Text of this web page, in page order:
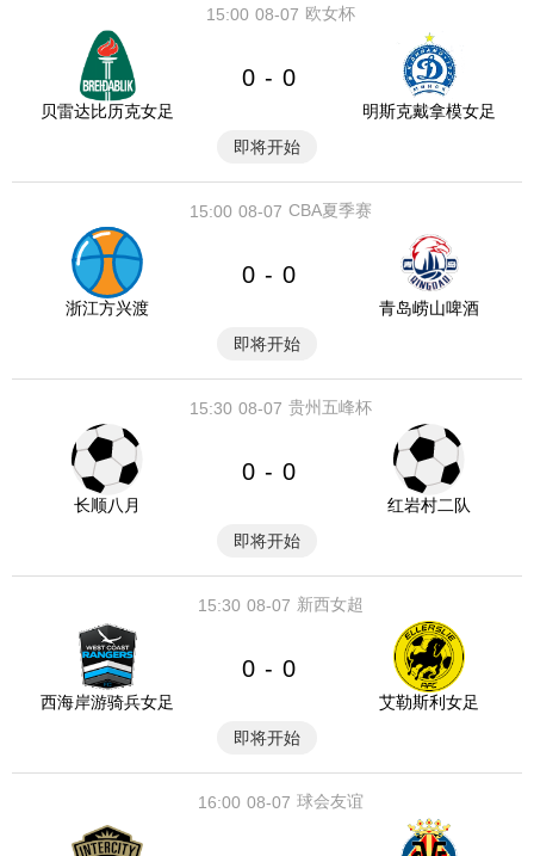
08-07
15:00 欧女杯
贝雷达比历克女足
0 - 0
明斯克戴拿模女足
即将开始
08-07
15:00 CBA夏季赛
浙江方兴渡
0 - 0
青岛崂山啤酒
即将开始
08-07
15:30 贵州五峰杯
长顺八月
0 - 0
红岩村二队
即将开始
08-07
15:30 新西女超
西海岸游骑兵女足
0 - 0
艾勒斯利女足
即将开始
08-07
16:00 球会友谊